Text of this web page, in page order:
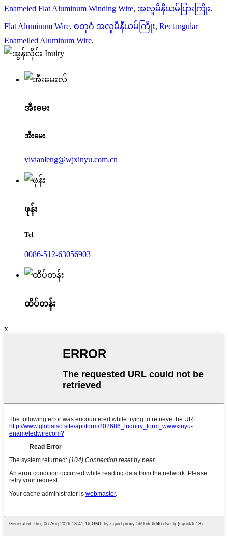
Enameled Flat Aluminum Winding Wire, အလူမီနီယမ်ပြားကြိုး,
Flat Aluminum Wire, စတုဂံ အလူမီနီယမ်ကြိုး, Rectangular
Enamelled Aluminum Wire,
အီးမေး
အီးမေး
vivianleng@wjxinyu.com.cn
ဖုန်း
Tel
0086-512-63056903
ထိပ်တန်း
x